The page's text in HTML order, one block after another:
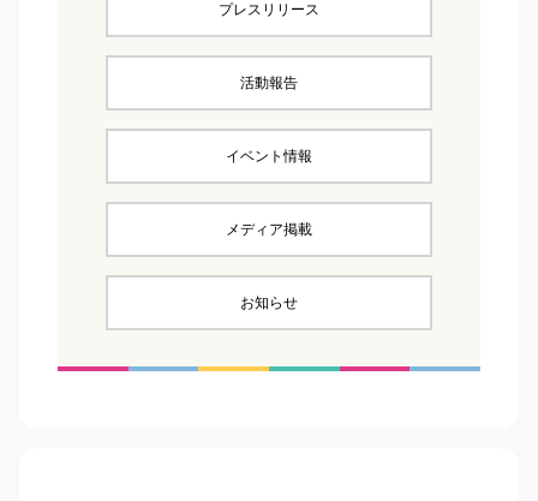
プレスリリース
活動報告
イベント情報
メディア掲載
お知らせ